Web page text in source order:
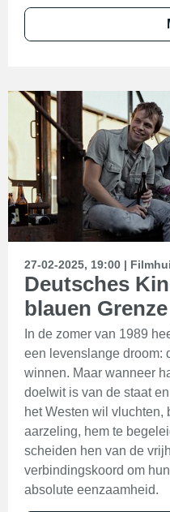
27-02-2025, 19:00 |
Deutsches
blauen Grenze
In de zomer van 1989
een levenslange droom:
winnen. Maar wanneer
doelwit is van de staat
het Westen wil
aarzeling, hem te
scheiden hen van de
verbindingskoord om
absolute eenzaamheid.